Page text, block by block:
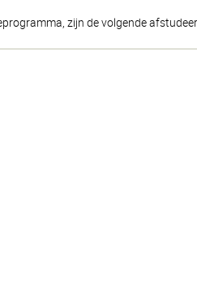
zijn de volgende